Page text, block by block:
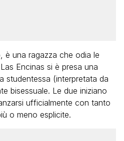
è una ragazza che odia le
Encinas si è presa una
studentessa (interpretata da
bisessuale. Le due iniziano
ufficialmente con tanto
o meno esplicite.